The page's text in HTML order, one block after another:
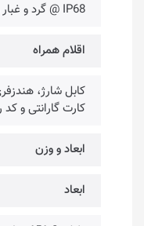
IP68 @ گرد و غبار و مایعات
اقلام همراه
کابل شارژ،
کارت گارانتی و
ابعاد و وزن
ابعاد